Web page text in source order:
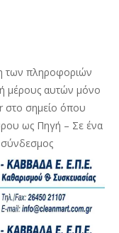
των πληροφοριών
μέρους αυτών μόνο
στο σημείο όπου
ως Πηγή – Σε ένα